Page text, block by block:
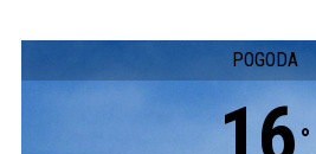
POGODA
°